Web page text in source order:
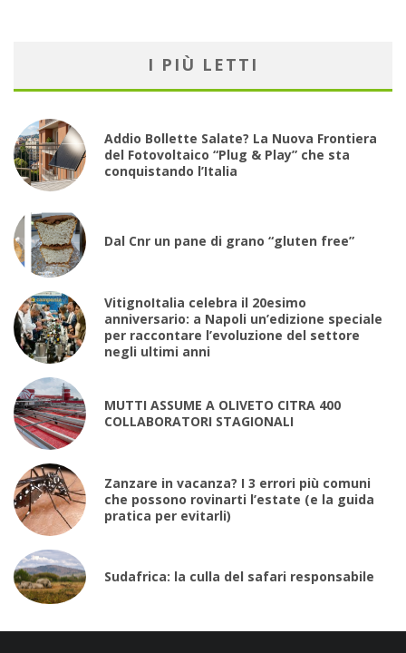
I PIÙ LETTI
Addio Bollette Salate? La Nuova Frontiera
del Fotovoltaico “Plug & Play” che sta
conquistando l’Italia
Dal Cnr un pane di grano “gluten free”
VitignoItalia celebra il 20esimo
anniversario: a Napoli un’edizione speciale
per raccontare l’evoluzione del settore
negli ultimi anni
MUTTI ASSUME A OLIVETO CITRA 400
COLLABORATORI STAGIONALI
Zanzare in vacanza? I 3 errori più comuni
che possono rovinarti l’estate (e la guida
pratica per evitarli)
Sudafrica: la culla del safari responsabile